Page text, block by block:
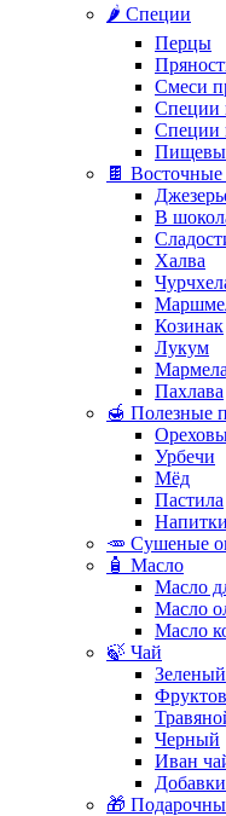
🌶️ Специи
Перцы
Смеси
Специи
Специи
🍫 Восточные
В
Халва
Козинак
Лукум
Пахлава
🍯 Полезные
Урбечи
Мёд
Пастила
Напитки
🥕 Сушеные
🧴 Масло
Масло
Масло
Масло
🍃 Чай
Зеленый
Черный
Иван
🎁